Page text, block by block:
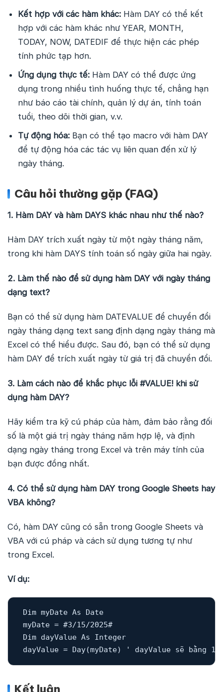
Kết hợp với các hàm khác: Hàm DAY có thể kết
hợp với các hàm khác như YEAR, MONTH,
TODAY, NOW, DATEDIF để thực hiện các phép
tính phức tạp hơn.
Ứng dụng thực tế: Hàm DAY có thể được ứng
dụng trong nhiều tình huống thực tế, chẳng hạn
như báo cáo tài chính, quản lý dự án, tính toán
tuổi, theo dõi thời gian, v.v.
Tự động hóa: Bạn có thể tạo macro với hàm DAY
để tự động hóa các tác vụ liên quan đến xử lý
ngày tháng.
Câu hỏi thường gặp (FAQ)
1. Hàm DAY và hàm DAYS khác nhau như thế nào?
Hàm DAY trích xuất ngày từ một ngày tháng năm,
trong khi hàm DAYS tính toán số ngày giữa hai ngày.
2. Làm thế nào để sử dụng hàm DAY với ngày tháng
dạng text?
Bạn có thể sử dụng hàm DATEVALUE để chuyển đổi
ngày tháng dạng text sang định dạng ngày tháng mà
Excel có thể hiểu được. Sau đó, bạn có thể sử dụng
hàm DAY để trích xuất ngày từ giá trị đã chuyển đổi.
3. Làm cách nào để khắc phục lỗi #VALUE! khi sử
dụng hàm DAY?
Hãy kiểm tra kỹ cú pháp của hàm, đảm bảo rằng đối
số là một giá trị ngày tháng năm hợp lệ, và định
dạng ngày tháng trong Excel và trên máy tính của
bạn được đồng nhất.
4. Có thể sử dụng hàm DAY trong Google Sheets hay
VBA không?
Có, hàm DAY cũng có sẵn trong Google Sheets và
VBA với cú pháp và cách sử dụng tương tự như
trong Excel.
Ví dụ:
Dim myDate As Date
myDate = #3/15/2025#
Dim dayValue As Integer
dayValue = Day(myDate) ' dayValue sẽ bằng 15
Kết luận